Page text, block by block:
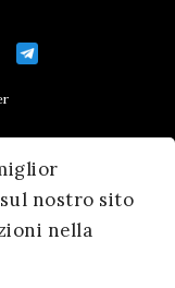
nostro sito
nella